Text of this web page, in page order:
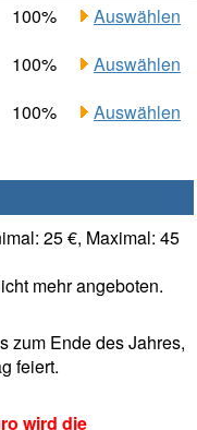
100%
Auswählen
100%
Auswählen
100% Auswählen
25 €, Maximal: 45
mehr angeboten.
zum Ende des Jahres,
feiert.
wird die